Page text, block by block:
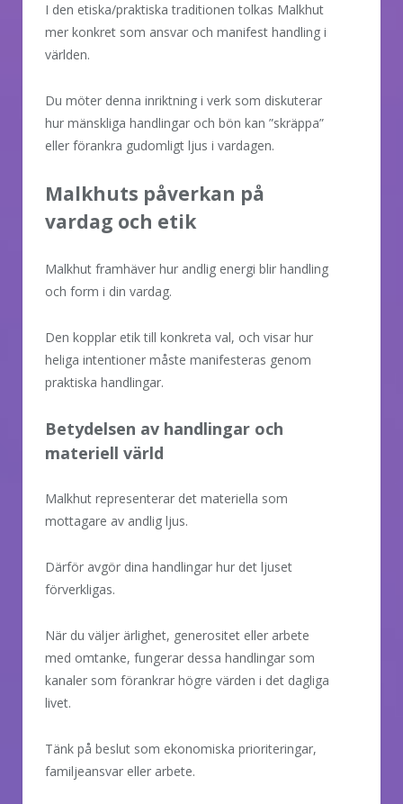
I den etiska/praktiska traditionen tolkas Malkhut
mer konkret som ansvar och manifest handling i
världen.
Du möter denna inriktning i verk som diskuterar
hur mänskliga handlingar och bön kan ”skräppa”
eller förankra gudomligt ljus i vardagen.
Malkhuts påverkan på
vardag och etik
Malkhut framhäver hur andlig energi blir handling
och form i din vardag.
Den kopplar etik till konkreta val, och visar hur
heliga intentioner måste manifesteras genom
praktiska handlingar.
Betydelsen av handlingar och
materiell värld
Malkhut representerar det materiella som
mottagare av andlig ljus.
Därför avgör dina handlingar hur det ljuset
förverkligas.
När du väljer ärlighet, generositet eller arbete
med omtanke, fungerar dessa handlingar som
kanaler som förankrar högre värden i det dagliga
livet.
Tänk på beslut som ekonomiska prioriteringar,
familjeansvar eller arbete.